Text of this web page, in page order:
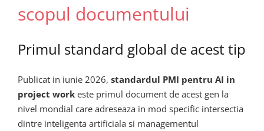
scopul documentului
Primul standard global de acest tip
Publicat in iunie 2026, standardul PMI pentru AI in
project work este primul document de acest gen la
nivel mondial care adreseaza in mod specific intersectia
dintre inteligenta artificiala si managementul